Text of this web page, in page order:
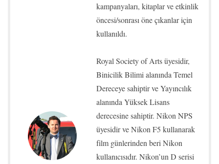
kampanyaları, kitaplar ve etkinlik
öncesi/sonrası öne çıkanlar için
kullanıldı.
Royal Society of Arts üyesidir,
Binicilik Bilimi alanında Temel
Dereceye sahiptir ve Yayıncılık
alanında Yüksek Lisans
derecesine sahiptir. Nikon NPS
üyesidir ve Nikon F5 kullanarak
film günlerinden beri Nikon
kullanıcısıdır. Nikon’un D serisi